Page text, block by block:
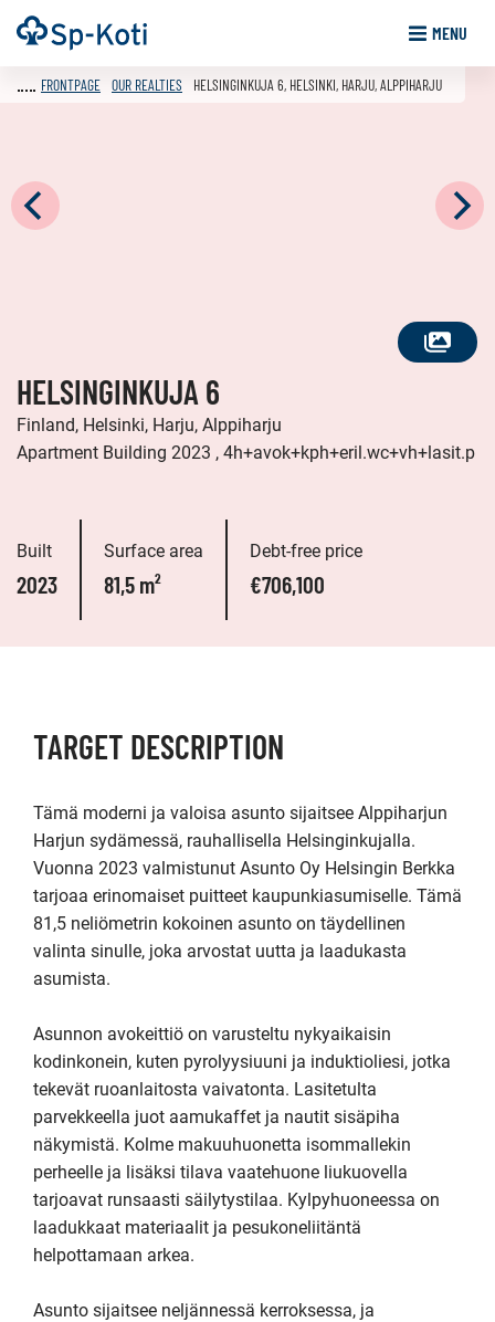
Go
to
Frontpage MENU
SEE
FRONTPAGE OUR REALTIES HELSINGINKUJA 6, HELSINKI, HARJU, ALPPIHARJU
HELSINGINKUJA 6
Finland, Helsinki, Harju, Alppiharju
Apartment Building 2023 , 4h+avok+kph+eril.wc+vh+lasit.p
Built
2023
Surface area
81,5 m²
Debt-free price
€706,100
TARGET DESCRIPTION
Tämä moderni ja valoisa asunto sijaitsee Alppiharjun
Harjun sydämessä, rauhallisella Helsinginkujalla.
Vuonna 2023 valmistunut Asunto Oy Helsingin Berkka
tarjoaa erinomaiset puitteet kaupunkiasumiselle. Tämä
81,5 neliömetrin kokoinen asunto on täydellinen
valinta sinulle, joka arvostat uutta ja laadukasta
asumista.
Asunnon avokeittiö on varusteltu nykyaikaisin
kodinkonein, kuten pyrolyysiuuni ja induktioliesi, jotka
tekevät ruoanlaitosta vaivatonta. Lasitetulta
parvekkeella juot aamukaffet ja nautit sisäpiha
näkymistä. Kolme makuuhuonetta isommallekin
perheelle ja lisäksi tilava vaatehuone liukuovella
tarjoavat runsaasti säilytystilaa. Kylpyhuoneessa on
laadukkaat materiaalit ja pesukoneliitäntä
helpottamaan arkea.
Asunto sijaitsee neljännessä kerroksessa, ja